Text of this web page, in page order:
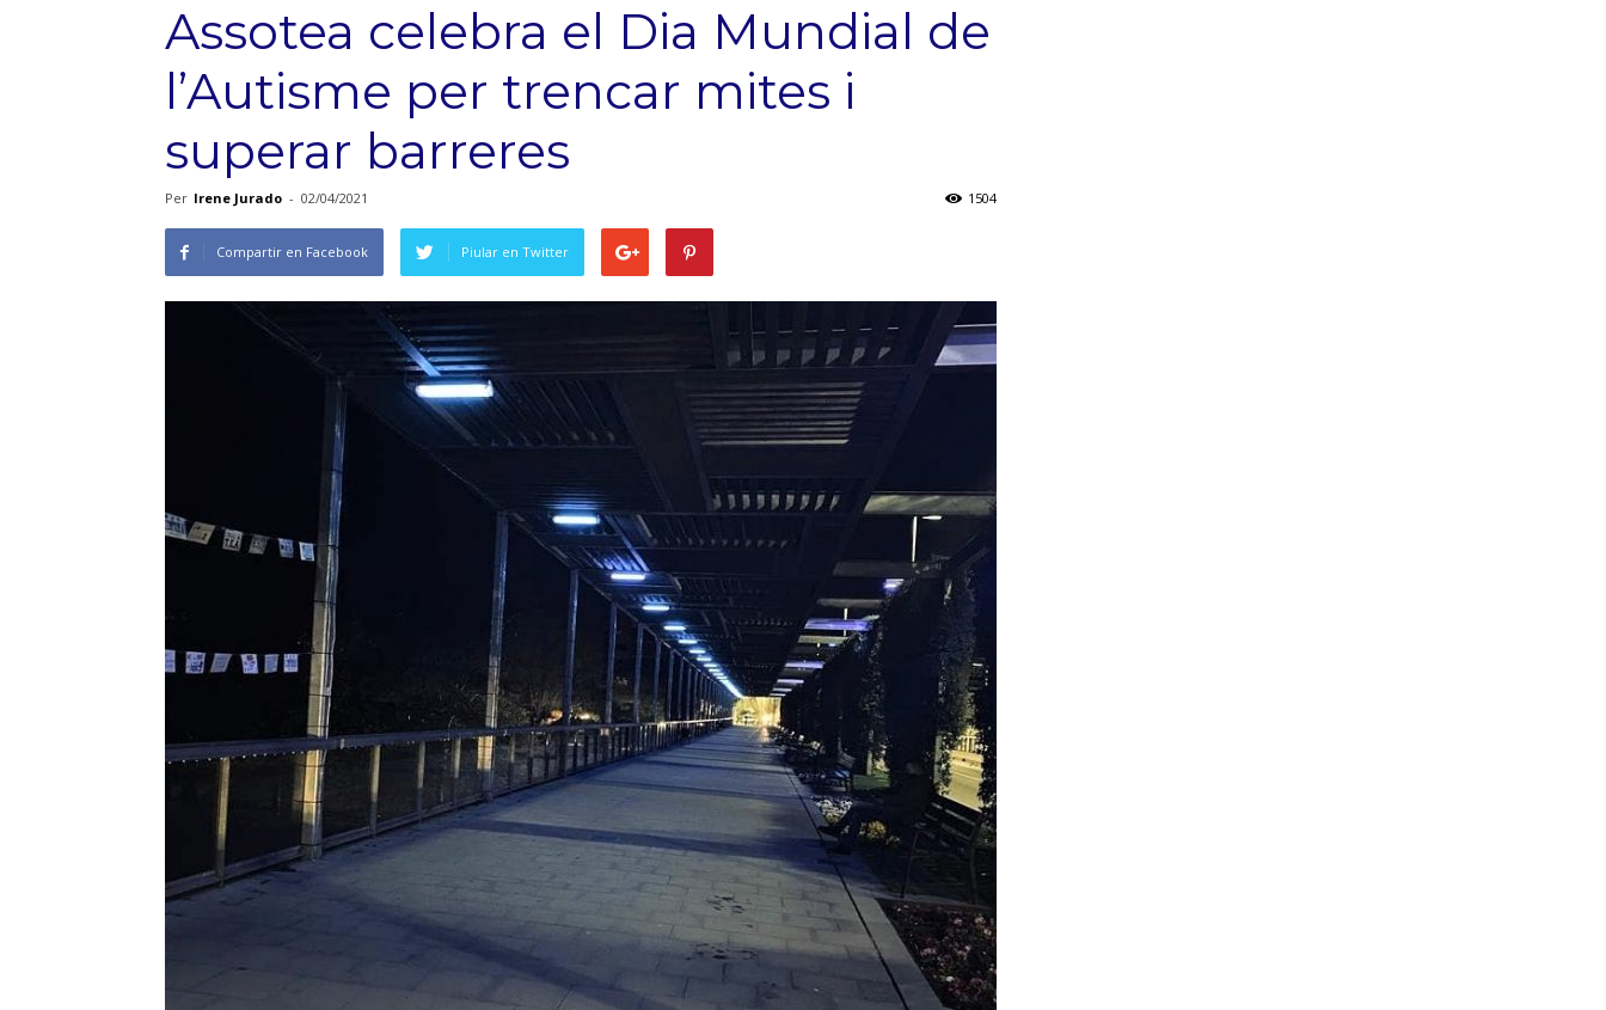
Assotea celebra el Dia Mundial de
l’Autisme per trencar mites i
superar barreres
Per Irene Jurado - 02/04/2021 1504
Compartir en Facebook Piular en Twitter